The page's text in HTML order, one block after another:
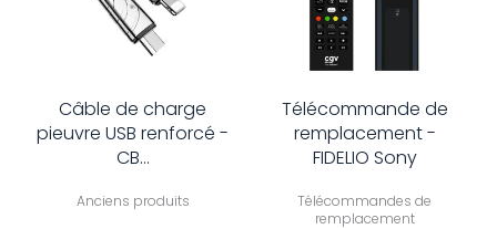
Câble de charge
pieuvre USB renforcé -
CB...
Anciens produits
Télécommande de
remplacement -
FIDELIO Sony
Télécommandes de
remplacement